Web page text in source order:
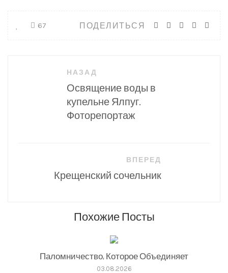
ПОДЕЛИТЬСЯ
67
НАЗАД
Освящение воды в
купельне Ялпуг.
Фоторепортаж
ВПЕРЕД
Крещенский сочельник
Похожие Посты
Паломничество, Которое Объединяет
03.08.2026